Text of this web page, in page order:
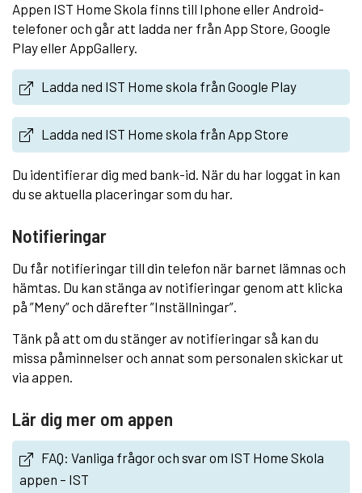
Appen IST Home Skola finns till Iphone eller Android-
telefoner och går att ladda ner från App Store, Google
Play eller AppGallery.
Ladda ned IST Home skola från Google Play
Ladda ned IST Home skola från App Store
Du identifierar dig med bank-id. När du har loggat in kan
du se aktuella placeringar som du har.
Notifieringar
Du får notifieringar till din telefon när barnet lämnas och
hämtas. Du kan stänga av notifieringar genom att klicka
på ”Meny” och därefter ”Inställningar”.
Tänk på att om du stänger av notifieringar så kan du
missa påminnelser och annat som personalen skickar ut
via appen.
Lär dig mer om appen
FAQ: Vanliga frågor och svar om IST Home Skola
appen – IST